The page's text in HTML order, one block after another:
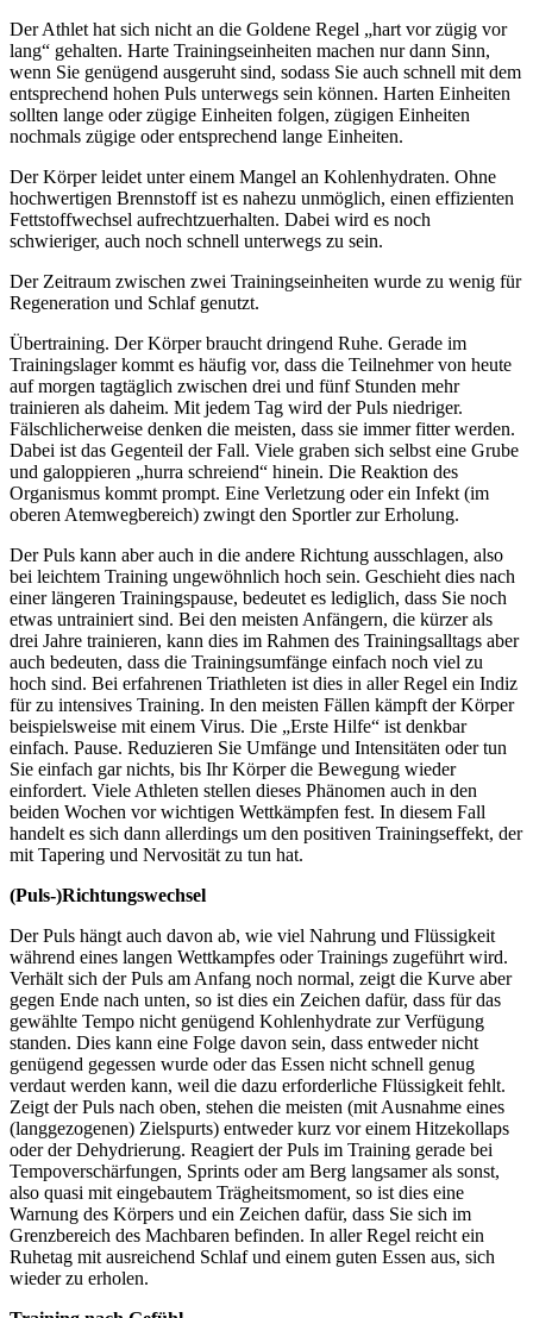
Der Athlet hat sich nicht an die Goldene Regel „hart vor zügig vor
lang“ gehalten. Harte Trainingseinheiten machen nur dann Sinn,
wenn Sie genügend ausgeruht sind, sodass Sie auch schnell mit dem
entsprechend hohen Puls unterwegs sein können. Harten Einheiten
sollten lange oder zügige Einheiten folgen, zügigen Einheiten
nochmals zügige oder entsprechend lange Einheiten.
Der Körper leidet unter einem Mangel an Kohlenhydraten. Ohne
hochwertigen Brennstoff ist es nahezu unmöglich, einen effizienten
Fettstoffwechsel aufrechtzuerhalten. Dabei wird es noch
schwieriger, auch noch schnell unterwegs zu sein.
Der Zeitraum zwischen zwei Trainingseinheiten wurde zu wenig für
Regeneration und Schlaf genutzt.
Übertraining. Der Körper braucht dringend Ruhe. Gerade im
Trainingslager kommt es häufig vor, dass die Teilnehmer von heute
auf morgen tagtäglich zwischen drei und fünf Stunden mehr
trainieren als daheim. Mit jedem Tag wird der Puls niedriger.
Fälschlicherweise denken die meisten, dass sie immer fitter werden.
Dabei ist das Gegenteil der Fall. Viele graben sich selbst eine Grube
und galoppieren „hurra schreiend“ hinein. Die Reaktion des
Organismus kommt prompt. Eine Verletzung oder ein Infekt (im
oberen Atemwegbereich) zwingt den Sportler zur Erholung.
Der Puls kann aber auch in die andere Richtung ausschlagen, also
bei leichtem Training ungewöhnlich hoch sein. Geschieht dies nach
einer längeren Trainingspause, bedeutet es lediglich, dass Sie noch
etwas untrainiert sind. Bei den meisten Anfängern, die kürzer als
drei Jahre trainieren, kann dies im Rahmen des Trainingsalltags aber
auch bedeuten, dass die Trainingsumfänge einfach noch viel zu
hoch sind. Bei erfahrenen Triathleten ist dies in aller Regel ein Indiz
für zu intensives Training. In den meisten Fällen kämpft der Körper
beispielsweise mit einem Virus. Die „Erste Hilfe“ ist denkbar
einfach. Pause. Reduzieren Sie Umfänge und Intensitäten oder tun
Sie einfach gar nichts, bis Ihr Körper die Bewegung wieder
einfordert. Viele Athleten stellen dieses Phänomen auch in den
beiden Wochen vor wichtigen Wettkämpfen fest. In diesem Fall
handelt es sich dann allerdings um den positiven Trainingseffekt, der
mit Tapering und Nervosität zu tun hat.
(Puls-)Richtungswechsel
Der Puls hängt auch davon ab, wie viel Nahrung und Flüssigkeit
während eines langen Wettkampfes oder Trainings zugeführt wird.
Verhält sich der Puls am Anfang noch normal, zeigt die Kurve aber
gegen Ende nach unten, so ist dies ein Zeichen dafür, dass für das
gewählte Tempo nicht genügend Kohlenhydrate zur Verfügung
standen. Dies kann eine Folge davon sein, dass entweder nicht
genügend gegessen wurde oder das Essen nicht schnell genug
verdaut werden kann, weil die dazu erforderliche Flüssigkeit fehlt.
Zeigt der Puls nach oben, stehen die meisten (mit Ausnahme eines
(langgezogenen) Zielspurts) entweder kurz vor einem Hitzekollaps
oder der Dehydrierung. Reagiert der Puls im Training gerade bei
Tempoverschärfungen, Sprints oder am Berg langsamer als sonst,
also quasi mit eingebautem Trägheitsmoment, so ist dies eine
Warnung des Körpers und ein Zeichen dafür, dass Sie sich im
Grenzbereich des Machbaren befinden. In aller Regel reicht ein
Ruhetag mit ausreichend Schlaf und einem guten Essen aus, sich
wieder zu erholen.